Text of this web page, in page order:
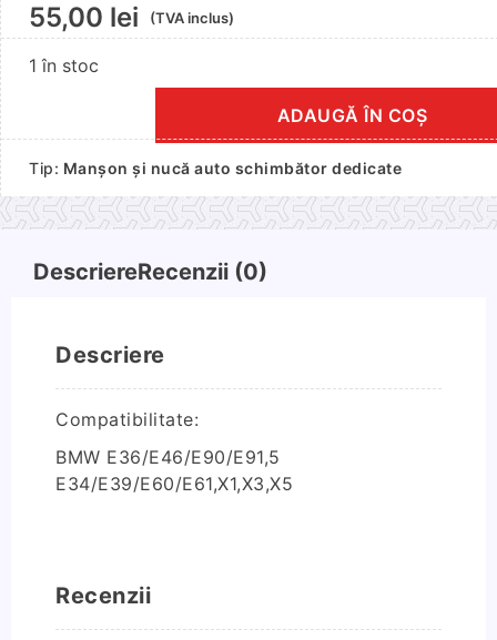
55,00 lei (TVA inclus)
1 în stoc
schimbator
E36/E46/E90/E91,E34/E39/E60/E61,X1,X3,X5
ADAUGĂ ÎN COȘ
Tip: Manșon și nucă auto schimbător dedicate
DescriereRecenzii (0)
Descriere
Compatibilitate:
BMW E36/E46/E90/E91,5
E34/E39/E60/E61,X1,X3,X5
Recenzii